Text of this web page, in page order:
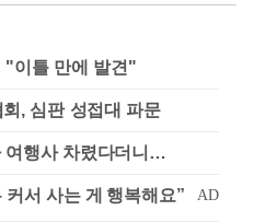
"이틀 만에 발견"
, 심판 성접대 파문
여행사 차렸다더니…